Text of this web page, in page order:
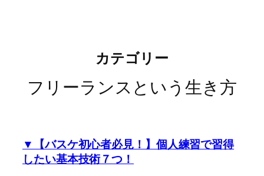
カテゴリー
フリーランスという生き方
▼【バスケ初心者必見！】個人練習で習得
したい基本技術７つ！